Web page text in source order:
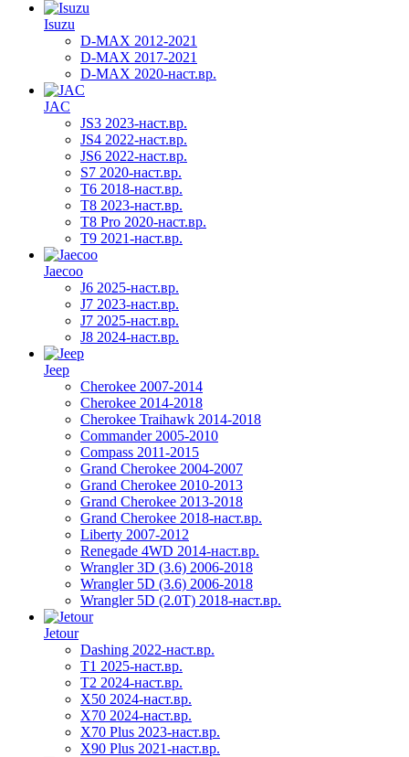
Isuzu
D-MAX 2012-2021
D-MAX 2017-2021
D-MAX 2020-наст.вр.
JAC
JS3 2023-наст.вр.
JS4 2022-наст.вр.
JS6 2022-наст.вр.
S7 2020-наст.вр.
T6 2018-наст.вр.
T8 2023-наст.вр.
T8 Pro 2020-наст.вр.
T9 2021-наст.вр.
Jaecoo
J6 2025-наст.вр.
J7 2023-наст.вр.
J7 2025-наст.вр.
J8 2024-наст.вр.
Jeep
Cherokee 2007-2014
Cherokee 2014-2018
Cherokee Traihawk 2014-2018
Commander 2005-2010
Compass 2011-2015
Grand Cherokee 2004-2007
Grand Cherokee 2010-2013
Grand Cherokee 2013-2018
Grand Cherokee 2018-наст.вр.
Liberty 2007-2012
Renegade 4WD 2014-наст.вр.
Wrangler 3D (3.6) 2006-2018
Wrangler 5D (3.6) 2006-2018
Wrangler 5D (2.0T) 2018-наст.вр.
Jetour
Dashing 2022-наст.вр.
T1 2025-наст.вр.
T2 2024-наст.вр.
X50 2024-наст.вр.
X70 2024-наст.вр.
X70 Plus 2023-наст.вр.
X90 Plus 2021-наст.вр.